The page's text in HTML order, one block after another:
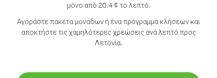
μόνο από 20.4 ¢ το λεπτό.
Αγοράστε πακέτα μονάδων ή ένα πρόγραμμα κλήσεων και
αποκτήστε τις χαμηλότερες χρεώσεις ανά λεπτό προς
Λετονία.